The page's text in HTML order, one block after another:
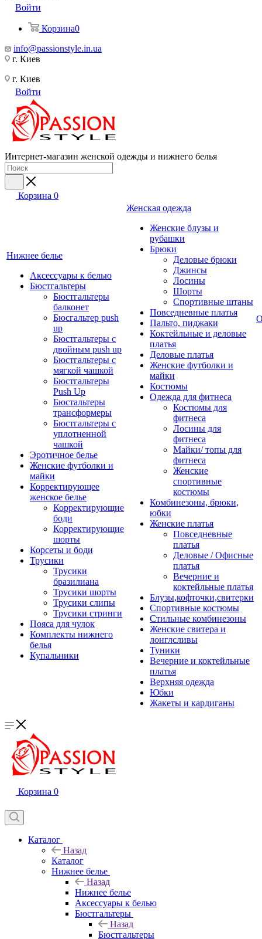
Войти
Корзина0
info@passionstyle.in.ua
г. Киев
г. Киев
Войти
Интернет-магазин женской одежды и нижнего белья
Корзина 0
Нижнее белье
Аксессуары к белью
Бюстгальтеры
Бюстгальтеры
балконет
Бюсгальтер push
up
Бюстгальтеры с
двойным push up
Бюстгальтеры с
мягкой чашкой
Бюстгальтеры
Push Up
Бюстальтеры
трансформеры
Бюстгальтеры с
уплотненной
чашкой
Эротичное белье
Женские футболки и
майки
Корректирующее
женское белье
Корректирующие
боди
Корректирующие
шорты
Корсеты и боди
Трусики
Трусики
бразилиана
Трусики шорты
Трусики слипы
Трусики стринги
Пояса для чулок
Комплекты нижнего
белья
Купальники
Женская одежда
Женские блузы и
рубашки
Брюки
Деловые брюки
Джинсы
Лосины
Шорты
Спортивные штаны
Повседневные платья
Пальто, пиджаки
Коктейльные и деловые
платья
Деловые платья
Женские футболки и
майки
Костюмы
Одежда для фитнеса
Костюмы для
фитнеса
Лосины для
фитнеса
Майки/ топы для
фитнеса
Женские
спортивные
костюмы
Комбинезоны, брюки,
юбки
Женские платья
Повседневные
платья
Деловые / Офисные
платья
Вечерние и
коктейльные платья
Блузы,кофточки,свитерки
Спортивные костюмы
Стильные комбинезоны
Женские свитера и
лонглсливы
Туники
Вечерние и коктейльные
платья
Верхняя одежда
Юбки
Жакеты и кардиганы
Корзина 0
Каталог
Назад
Каталог
Нижнее белье
Назад
Нижнее белье
Аксессуары к белью
Бюстгальтеры
Назад
Бюстгальтеры